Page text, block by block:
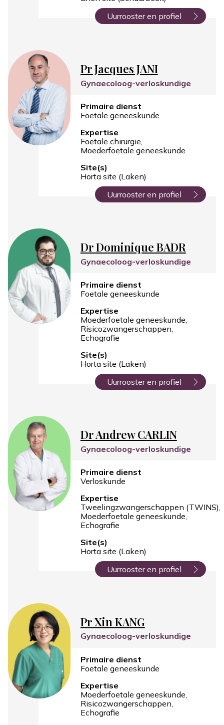
Uurrooster en profiel
Pr Jacques JANI
Gynaecoloog-verloskundige
Primaire dienst
Foetale geneeskunde
Expertise
Foetale chirurgie
Moederfoetale geneeskunde
Site(s)
Horta site (Laken)
Uurrooster en profiel
Dr Dominique BADR
Gynaecoloog-verloskundige
Primaire dienst
Foetale geneeskunde
Expertise
Moederfoetale geneeskunde
Risicozwangerschappen
Echografie
Site(s)
Horta site (Laken)
Uurrooster en profiel
Dr Andrew CARLIN
Gynaecoloog-verloskundige
Primaire dienst
Verloskunde
Expertise
Tweelingzwangerschappen (TWINS)
Moederfoetale geneeskunde
Echografie
Site(s)
Horta site (Laken)
Uurrooster en profiel
Pr Xin KANG
Gynaecoloog-verloskundige
Primaire dienst
Foetale geneeskunde
Expertise
Moederfoetale geneeskunde
Risicozwangerschappen
Echografie